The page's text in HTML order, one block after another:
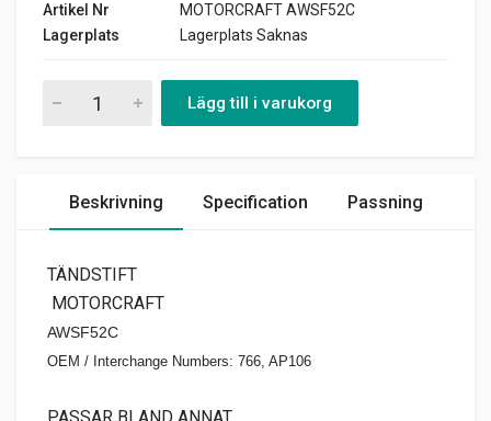
Artikel Nr
MOTORCRAFT AWSF52C
Lagerplats
Lagerplats Saknas
Lägg till i varukorg
Beskrivning Specification Passning
TÄNDSTIFT
MOTORCRAFT
AWSF52C
OEM / Interchange Numbers: 766, AP106